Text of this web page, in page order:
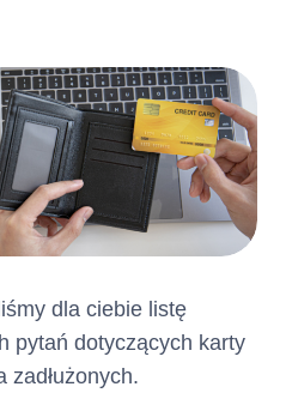
Nie dotyczy
dla ciebie listę
pytań dotyczących karty
zadłużonych.